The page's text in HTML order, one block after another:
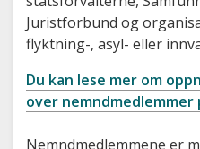
Juristforbund og
flyktning-, asyl- eller
Du kan lese mer om
over
Nemndmedlemmene er